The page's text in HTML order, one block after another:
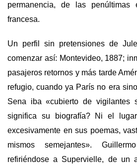
permanencia, de las
francesa.
Un perfil sin pretensiones de
comenzar así: Montevideo, 1887;
pasajeros retornos y más tarde
refugio, cuando ya París no era
Sena iba «cubierto de vigilantes
significa su biografía? Ni el
excesivamente en sus poemas,
mismos semejantes».
refiriéndose a Supervielle, de un